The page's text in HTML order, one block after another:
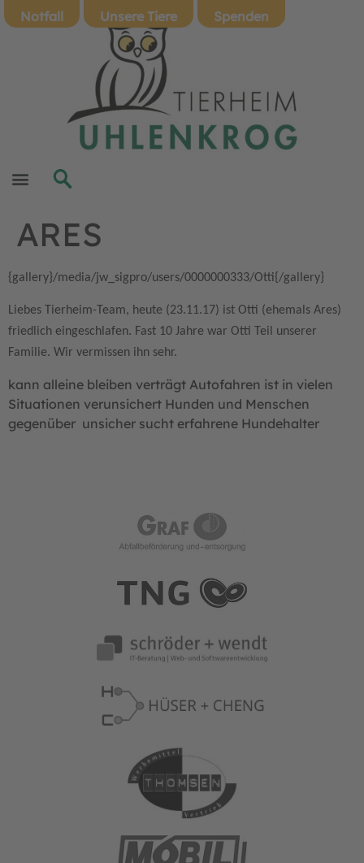
Notfall Unsere Tiere Spenden
ARES
{gallery}/media/jw_sigpro/users/0000000333/Otti{/gallery}
Liebes Tierheim-Team, heute (23.11.17) ist Otti (ehemals Ares)
friedlich eingeschlafen. Fast 10 Jahre war Otti Teil unserer
Familie. Wir vermissen ihn sehr.
kann alleine bleiben verträgt Autofahren ist in vielen
Situationen verunsichert Hunden und Menschen
gegenüber unsicher sucht erfahrene Hundehalter